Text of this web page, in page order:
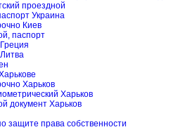
проездной
Украина
Киев
паспорт
Харьков
Харьков
документ Харьков
защите права собственности